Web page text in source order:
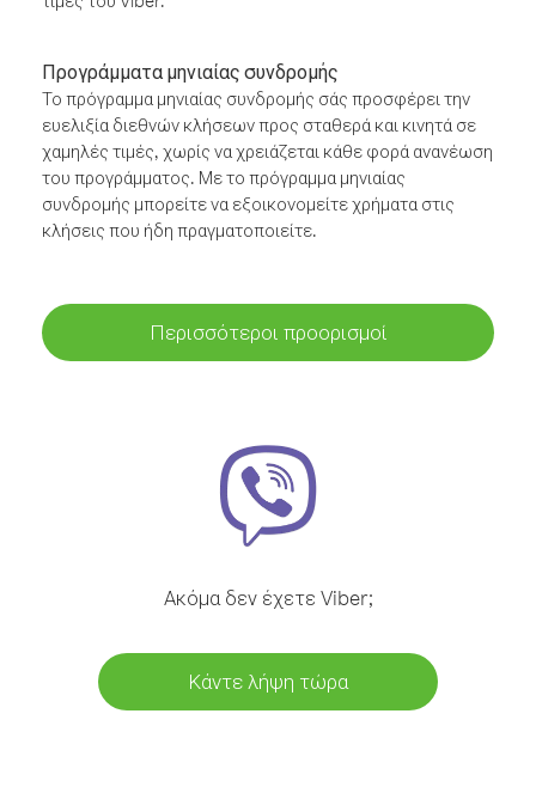
Προγράμματα μηνιαίας συνδρομής
Το πρόγραμμα μηνιαίας συνδρομής σάς προσφέρει την
ευελιξία διεθνών κλήσεων προς σταθερά και κινητά σε
χαμηλές τιμές, χωρίς να χρειάζεται κάθε φορά ανανέωση
του προγράμματος. Με το πρόγραμμα μηνιαίας
συνδρομής μπορείτε να εξοικονομείτε χρήματα στις
κλήσεις που ήδη πραγματοποιείτε.
Περισσότεροι προορισμοί
Ακόμα δεν έχετε Viber;
Κάντε λήψη τώρα